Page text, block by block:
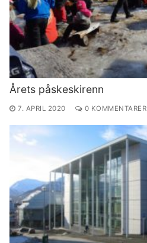
Årets påskeskirenn
7. APRIL 2020 0 KOMMENTARER